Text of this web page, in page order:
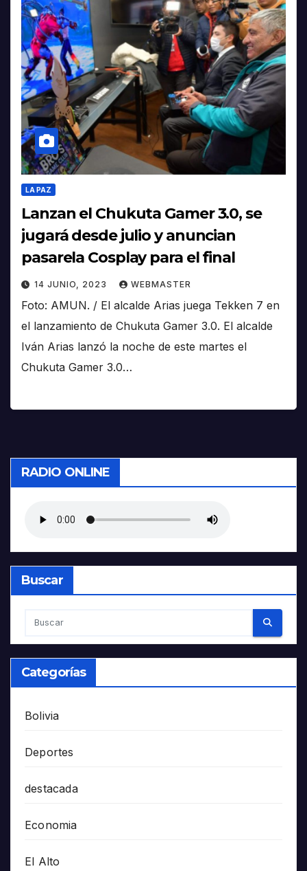
LA PAZ
Lanzan el Chukuta Gamer 3.0, se
jugará desde julio y anuncian
pasarela Cosplay para el final
14 JUNIO, 2023 WEBMASTER
Foto: AMUN. / El alcalde Arias juega Tekken 7 en
el lanzamiento de Chukuta Gamer 3.0. El alcalde
Iván Arias lanzó la noche de este martes el
Chukuta Gamer 3.0…
RADIO ONLINE
Buscar
Categorías
Bolivia
Deportes
destacada
Economia
El Alto